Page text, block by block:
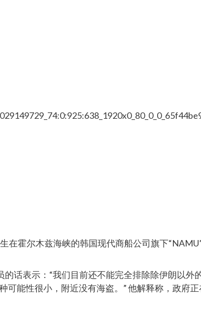
在霍尔木兹海峡的韩国现代商船公司旗下
话表示：“我们目前还不能完全排除除伊朗以外
可能性很小，附近没有海盗。” 他解释称，政府正